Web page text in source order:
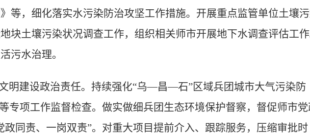
等，细化落实水污染防治攻坚工作措施。开展重点监管单位土壤
块土壤污染状况调查工作，组织相关师市开展地下水调查评估工作
污水治理。
明建设政治责任。持续强化“乌—昌—石”区域兵团城市大气污染防
专项工作监督检查。 做实做细兵团生态环境保护督察，督促师市
政同责、一岗双责”。对重大项目提前介入、跟踪服务，压缩审批时